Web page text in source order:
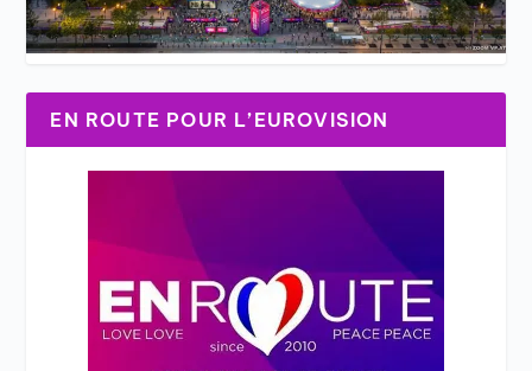
EN ROUTE POUR L’EUROVISION